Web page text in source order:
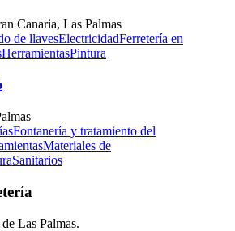
Canaria, Las Palmas
de llavesElectricidadFerretería en
HerramientasPintura
Fontanería y tratamiento del
Materiales de
Sanitarios
Las Palmas.